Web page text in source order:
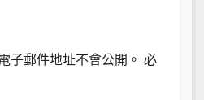
子郵件地址不會公開。 必